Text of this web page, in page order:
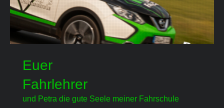
Euer
Fahrlehrer
und Petra die gute Seele meiner Fahrschule